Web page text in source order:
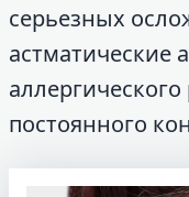
серьезных
астматические
постоянного